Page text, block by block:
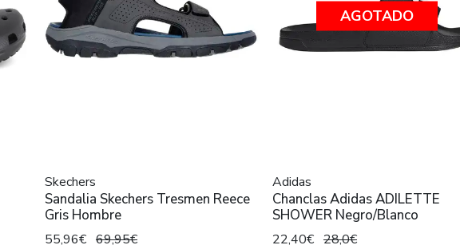
Skechers
Sandalia Skechers Tresmen Reece
Gris Hombre
55,96€ 69,95€
AGOTADO
Adidas
Chanclas Adidas ADILETTE
SHOWER Negro/Blanco
22,40€ 28,0€